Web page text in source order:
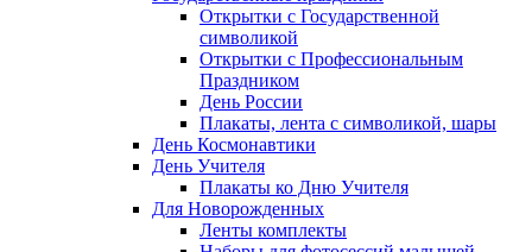
Открытки с Государственной
символикой
Открытки с Профессиональным
Праздником
День России
Плакаты, лента с символикой, шары
День Космонавтики
День Учителя
Плакаты ко Дню Учителя
Для Новорожденных
Ленты комплекты